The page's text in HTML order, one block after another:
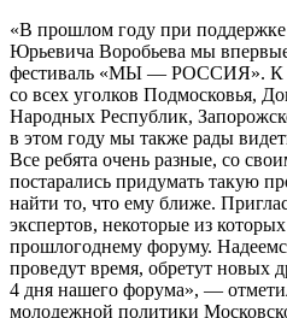
«В прошлом году при
Юрьевича Воробьева мы
фестиваль «МЫ — РОССИЯ». К
со всех уголков Подмосковья,
Народных Республик,
в этом году мы также рады
Все ребята очень разные, со
постарались придумать такую
найти то, что ему ближе.
экспертов, некоторые из
прошлогоднему форуму.
проведут время, обретут новых
4 дня нашего форума», —
молодежной политики